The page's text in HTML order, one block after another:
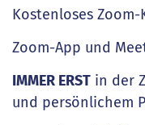
Kostenloses
Zoom-App und
IMMER ERST in der
und persönlichem